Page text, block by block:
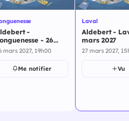
-
- 26
2027
mars 2027, 19h00
Me notifier
Laval
Aldebert -
mars 2027
27 mars 2027,
Vu